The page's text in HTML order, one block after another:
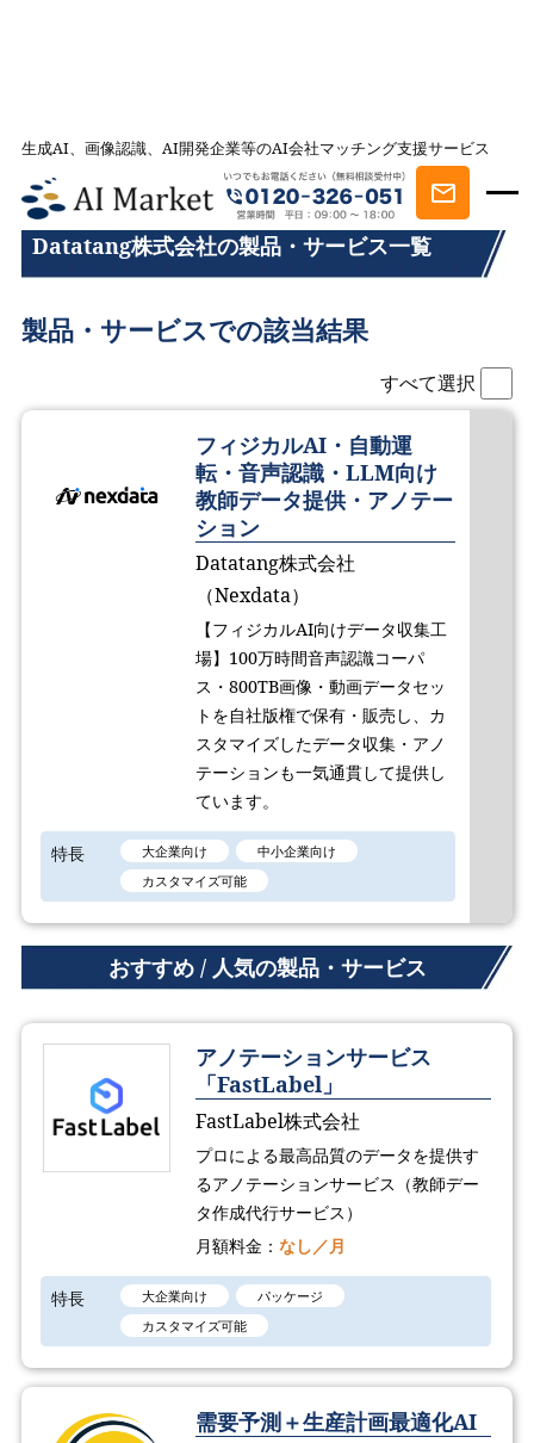
生成AI、画像認識、AI開発企業等のAI会社マッチング支援サービス
AI会社とのマッチングは AI Market
Datatang株式会社の製品・サービス一覧
Datatang株式会社の製品・サービス一覧
製品・サービスでの該当結果
すべて選択
フィジカルAI・自動運
転・音声認識・LLM向け
教師データ提供・アノテー
ション
Datatang株式会社
（Nexdata）
【フィジカルAI向けデータ収集工
場】100万時間音声認識コーパ
ス・800TB画像・動画データセッ
トを自社版権で保有・販売し、カ
スタマイズしたデータ収集・アノ
テーションも一気通貫して提供し
ています。
特長 大企業向け
中小企業向け
カスタマイズ可能
おすすめ / 人気の製品・サービス
アノテーションサービス
「FastLabel」
FastLabel株式会社
プロによる最高品質のデータを提供す
るアノテーションサービス（教師デー
タ作成代行サービス）
月額料金： なし／月
特長 大企業向け
パッケージ
カスタマイズ可能
需要予測＋生産計画最適化AI